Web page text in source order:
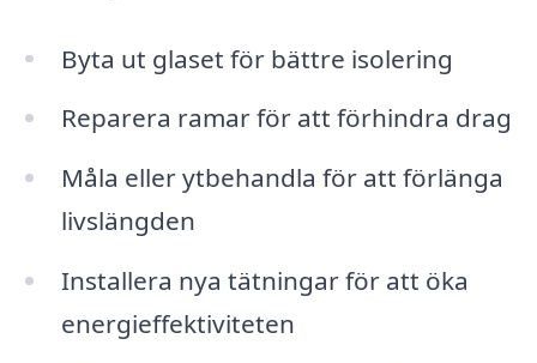
Byta ut glaset för bättre isolering
Reparera ramar för att förhindra drag
Måla eller ytbehandla för att förlänga
livslängden
Installera nya tätningar för att öka
energieffektiviteten